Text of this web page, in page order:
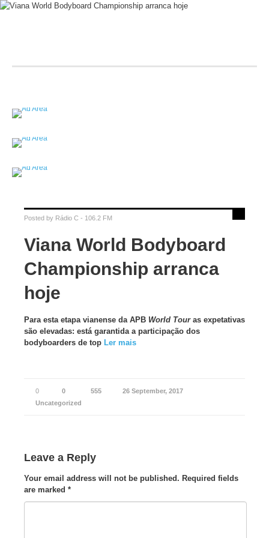
Posted by Rádio C - 106.2 FM
Viana World Bodyboard
Championship arranca
hoje
Para esta etapa vianense da APB World Touras expetativas
são elevadas: está garantida a participação dos
bodyboarders de top Ler mais
0 0 555
26 September, 2017
Uncategorized
Leave a Reply
Your email address will not be published. Required fields
are marked *